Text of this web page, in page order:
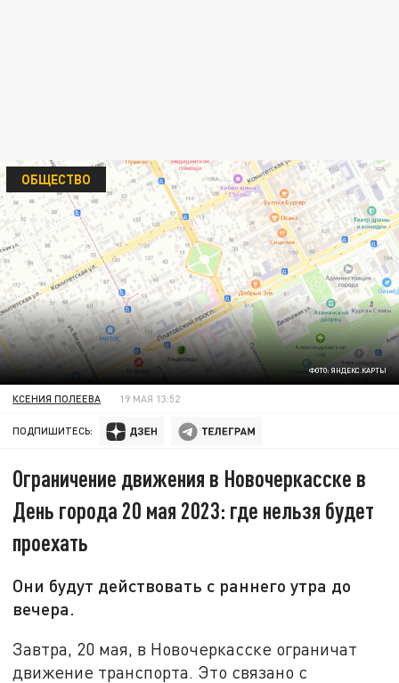
ФОТО: ЯНДЕКС.КАРТЫ
ОБЩЕСТВО
КСЕНИЯ ПОЛЕЕВА 19 МАЯ 13:52
ПОДПИШИТЕСЬ:
Ограничение движения в Новочеркасске в
День города 20 мая 2023: где нельзя будет
проехать
Они будут действовать с раннего утра до
вечера.
Завтра, 20 мая, в Новочеркасске ограничат
движение транспорта. Это связано с